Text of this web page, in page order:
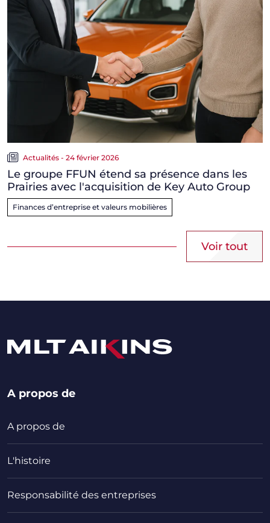
Actualités - 24 février 2026
Le groupe FFUN étend sa présence dans les
Prairies avec l'acquisition de Key Auto Group
Finances d’entreprise et valeurs mobilières
Voir tout
A propos de
A propos de
L'histoire
Responsabilité des entreprises